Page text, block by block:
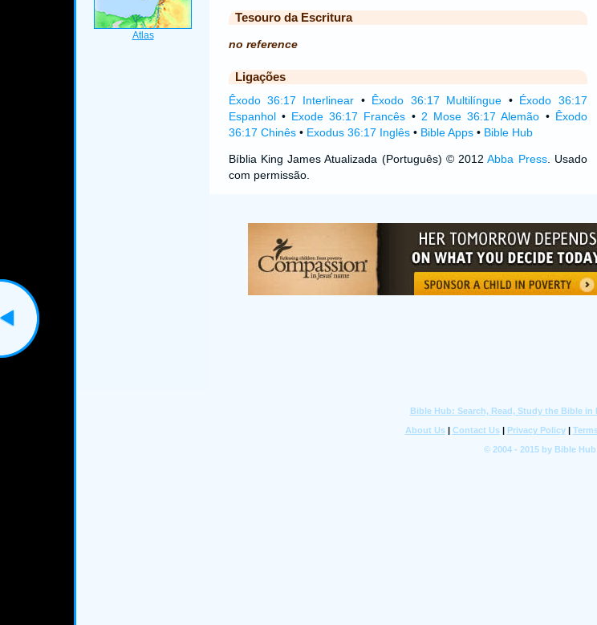
Tesouro da Escritura
no reference
Ligações
Êxodo 36:17 Interlinear • Êxodo 36:17 Multilíngue • Éxodo 36:17
Espanhol• Exode 36:17 Francês • 2 Mose 36:17 Alemão • Êxodo
36:17 Chinês• Exodus 36:17 Inglês• Bible Apps• Bible Hub
Bíblia King James Atualizada (Português) © 2012Abba Press. Usado
com permissão.